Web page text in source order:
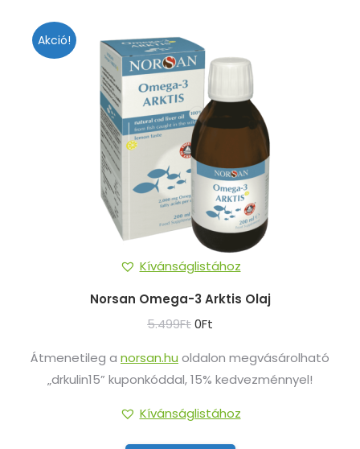
Akció!
Kívánságlistához
Norsan Omega-3 Arktis Olaj
5.499FtOriginal
was:
5.499Ft.
0Ft
is:
0Ft.
Átmenetileg a norsan.hu oldalon megvásárolható
„drkulin15” kuponkóddal, 15% kedvezménnyel!
Kívánságlistához